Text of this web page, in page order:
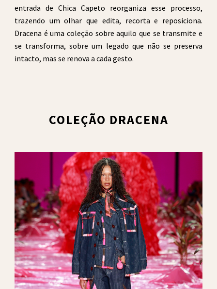
entrada de Chica Capeto reorganiza esse processo,
trazendo um olhar que edita, recorta e reposiciona.
Dracena é uma coleção sobre aquilo que se transmite e
se transforma, sobre um legado que não se preserva
intacto, mas se renova a cada gesto.
COLEÇÃO DRACENA